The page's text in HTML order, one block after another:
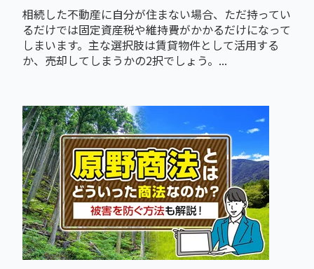
相続した不動産に自分が住まない場合、ただ持ってい
るだけでは固定資産税や維持費がかかるだけになって
しまいます。主な選択肢は賃貸物件として活用する
か、売却してしまうかの2択でしょう。...